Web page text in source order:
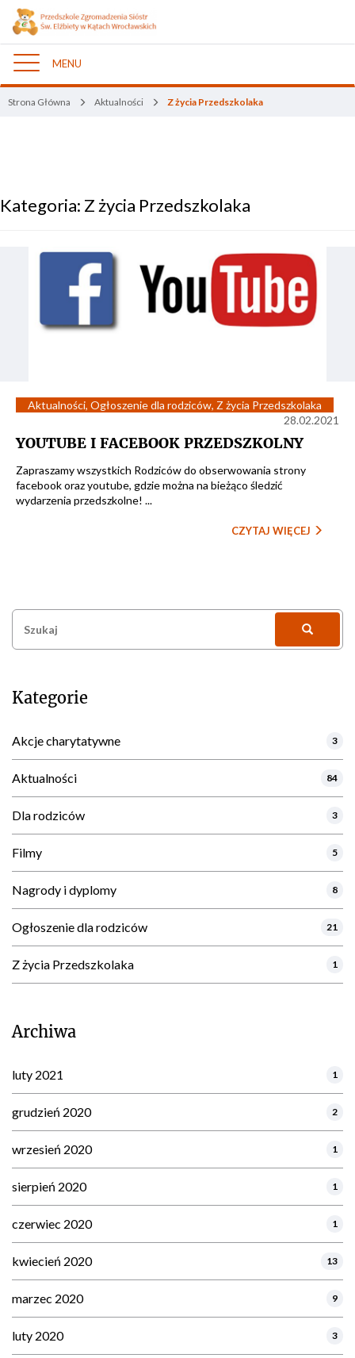
Nawigacja
MENU
Strona Główna Aktualności Z życia Przedszkolaka
Kategoria: Z życia Przedszkolaka
Aktualności, Ogłoszenie dla rodziców, Z życia Przedszkolaka
28.02.2021
YOUTUBE I FACEBOOK PRZEDSZKOLNY
Zapraszamy wszystkich Rodziców do obserwowania strony
facebook oraz youtube, gdzie można na bieżąco śledzić
wydarzenia przedszkolne! ...
CZYTAJ WIĘCEJ
Kategorie
Akcje charytatywne 3
Aktualności 84
Dla rodziców 3
Filmy 5
Nagrody i dyplomy 8
Ogłoszenie dla rodziców 21
Z życia Przedszkolaka 1
Archiwa
luty 2021 1
grudzień 2020 2
wrzesień 2020 1
sierpień 2020 1
czerwiec 2020 1
kwiecień 2020 13
marzec 2020 9
luty 2020 3